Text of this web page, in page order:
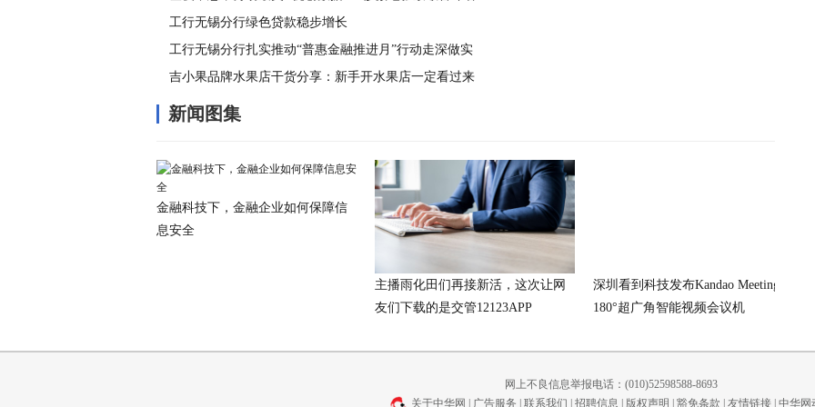
工行无锡分行绿色贷款稳步增长
工行无锡分行扎实推动“普惠金融推进月”行动走深做实
吉小果品牌水果店干货分享：新手开水果店一定看过来
新闻图集
金融科技下，金融企业如何保障信
息安全
主播雨化田们再接新活，这次让网
友们下载的是交管12123APP
深圳看到科技发布Kandao Meeting S
180°超广角智能视频会议机
网上不良信息举报电话：(010)52598588-8693
关于中华网 | 广告服务 | 联系我们 | 招聘信息 | 版权声明 | 豁免条款 | 友情链接| 中华网